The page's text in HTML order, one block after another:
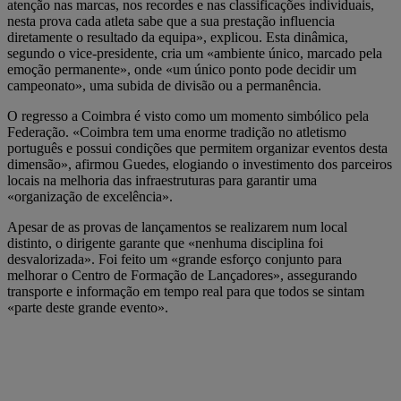
atenção nas marcas, nos recordes e nas classificações individuais,
nesta prova cada atleta sabe que a sua prestação influencia
diretamente o resultado da equipa», explicou. Esta dinâmica,
segundo o vice-presidente, cria um «ambiente único, marcado pela
emoção permanente», onde «um único ponto pode decidir um
campeonato», uma subida de divisão ou a permanência.
O regresso a Coimbra é visto como um momento simbólico pela
Federação. «Coimbra tem uma enorme tradição no atletismo
português e possui condições que permitem organizar eventos desta
dimensão», afirmou Guedes, elogiando o investimento dos parceiros
locais na melhoria das infraestruturas para garantir uma
«organização de excelência».
Apesar de as provas de lançamentos se realizarem num local
distinto, o dirigente garante que «nenhuma disciplina foi
desvalorizada». Foi feito um «grande esforço conjunto para
melhorar o Centro de Formação de Lançadores», assegurando
transporte e informação em tempo real para que todos se sintam
«parte deste grande evento».